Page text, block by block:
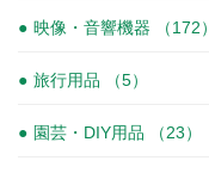
映像・音響機器 （172）
旅行用品 （5）
園芸・DIY用品 （23）